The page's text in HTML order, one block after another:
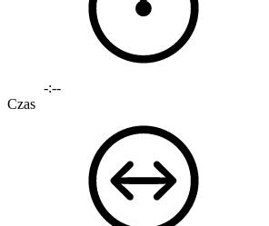
-:--
Czas